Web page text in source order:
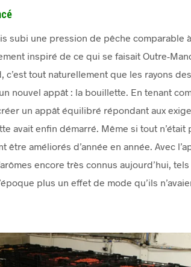
subi une pression de pêche comparable
inspiré de ce qui se faisait Outre-
c’est tout naturellement que les rayons
nouvel appât : la bouillette. En tenant
un appât équilibré répondant aux
avait enfin démarré. Même si tout n’était
améliorés d’année en année. Avec
encore très connus aujourd’hui,
plus un effet de mode qu’ils